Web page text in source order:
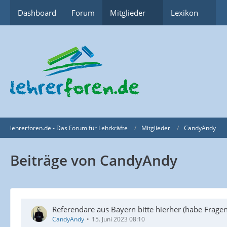
Dashboard Forum Mitglieder Lexikon
lehrerforen.de - Das Forum für Lehrkräfte Mitglieder CandyAndy
Beiträge von CandyAndy
Referendare aus Bayern bitte hierher (habe
CandyAndy 15. Juni 2023 08:10